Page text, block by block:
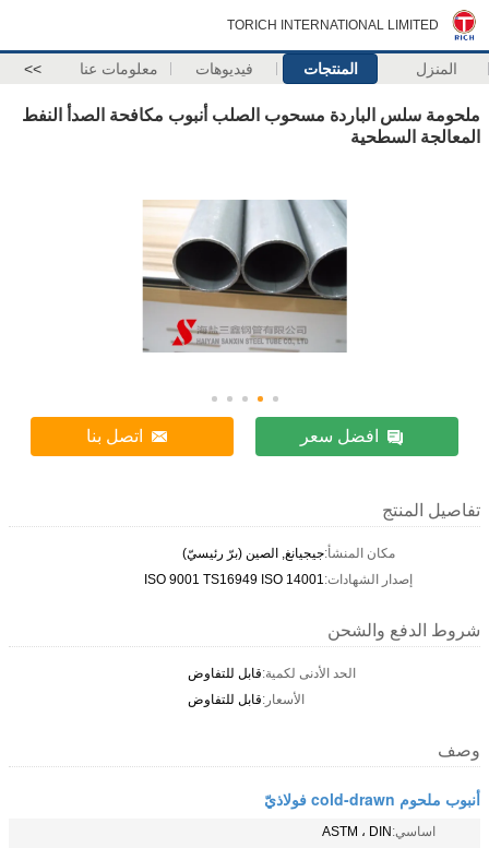
TORICH INTERNATIONAL LIMITED
المنزل المنتجات فيديوهات معلومات عنا >>
ملحومة سلس الباردة مسحوب الصلب أنبوب مكافحة الصدأ النفط
المعالجة السطحية
افضل سعر اتصل بنا
تفاصيل المنتج
مكان المنشأ:جيجيانغ, الصين (برّ رئيسيّ)
إصدار الشهادات:ISO 9001 TS16949 ISO 14001
شروط الدفع والشحن
الحد الأدنى لكمية:قابل للتفاوض
الأسعار:قابل للتفاوض
وصف
أنبوب ملحوم cold-drawn فولاذيّ
اساسي:ASTM ، DIN